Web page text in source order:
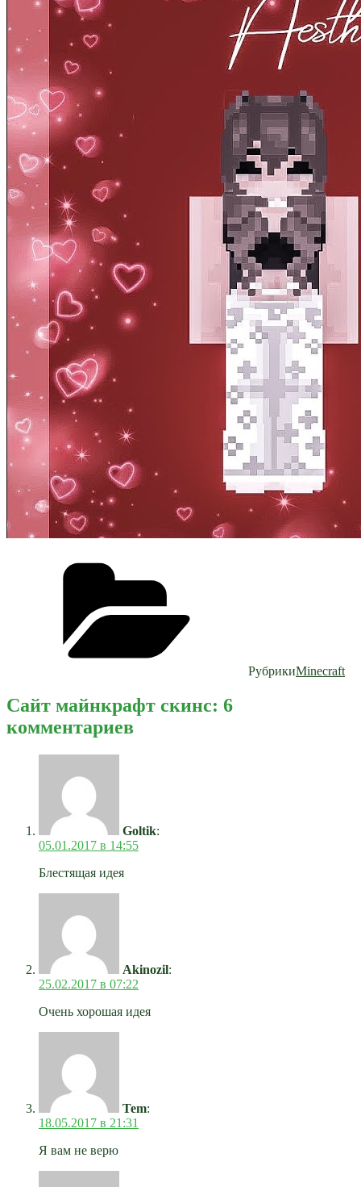
РубрикиMinecraft
Сайт майнкрафт скинс: 6
комментариев
Goltik:
05.01.2017 в 14:55
Блестящая идея
Akinozil:
25.02.2017 в 07:22
Очень хорошая идея
Tem:
18.05.2017 в 21:31
Я вам не верю